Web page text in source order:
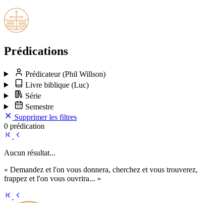
Prédications
Prédicateur(Phil Willson)
Livre biblique (Luc)
Série
Semestre
Supprimer les filtres
0 prédication
Aucun résultat...
« Demandez et l'on vous donnera, cherchez et vous trouverez,
frappez et l'on vous ouvrira... »